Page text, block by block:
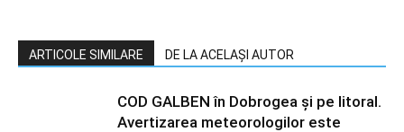
ARTICOLE SIMILARE DE LA ACELAȘI AUTOR
COD GALBEN în Dobrogea și pe litoral.
Avertizarea meteorologilor este